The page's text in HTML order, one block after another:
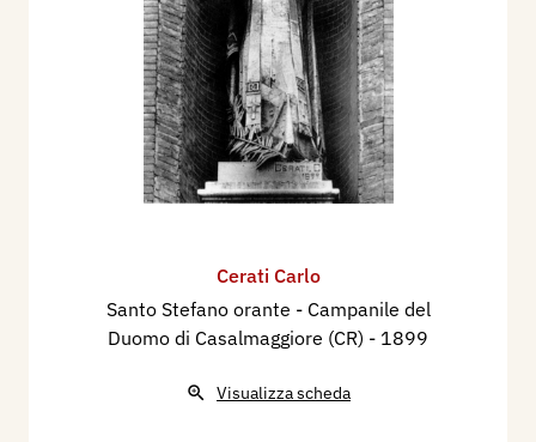
Cerati Carlo
Santo Stefano orante - Campanile del
Duomo di Casalmaggiore (CR) - 1899
Visualizza scheda